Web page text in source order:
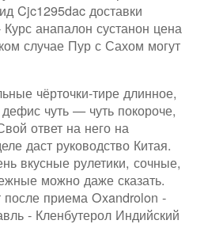
Cjc1295dac доставки
анапалон сустанон цена
случае Пур с Сахом могут
чёрточки-тире длинное,
чуть — чуть покороче,
ответ на него на
даст руководство Китая.
вкусные рулетики, сочные,
можно даже сказать.
после приема Oxandrolon -
- Кленбутерол Индийский